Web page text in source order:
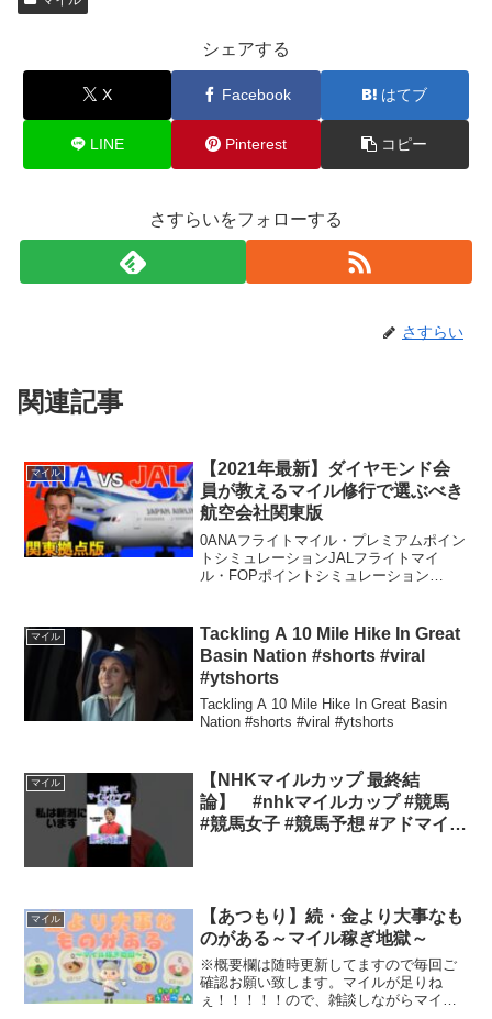
シェアする
X Facebook はてブ
LINE Pinterest コピー
さすらいをフォローする
さすらい
関連記事
マイル
【2021年最新】ダイヤモンド会
員が教えるマイル修行で選ぶべき
航空会社関東版
0ANAフライトマイル・プレミアムポイン
トシミュレーションJALフライトマイ
ル・FOPポイントシミュレーション
ます。◆Instagramのフォロ...
マイル
Tackling A 10 Mile Hike In Great
Basin Nation #shorts #viral
#ytshorts
Tackling A 10 Mile Hike In Great Basin
Nation #shorts #viral #ytshorts
マイル
【NHKマイルカップ 最終結
論】 #nhkマイルカップ #競馬
#競馬女子 #競馬予想 #アドマイヤ
マイル
【あつもり】続・金より大事なも
のがある～マイル稼ぎ地獄～
※概要欄は随時更新してますので毎回ご
確認お願い致します。マイルが足りね
ぇ！！！！！ので、雑談しながらマイル